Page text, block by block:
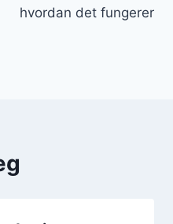
hvordan det fungerer